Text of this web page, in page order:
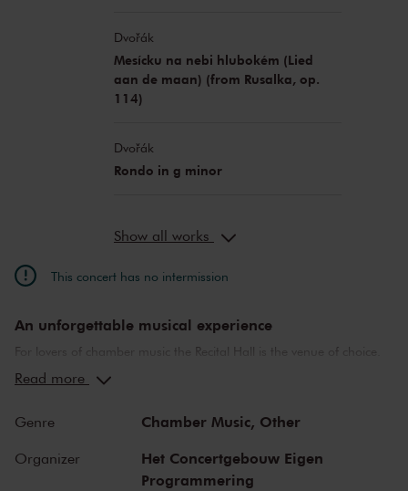
Dvořák
Mesícku na nebi hlubokém (Lied
aan de maan) (from Rusalka, op.
114)
Dvořák
Rondo in g minor
Show all works
This concert has no intermission
An unforgettable musical experience
For lovers of chamber music the Recital Hall is the venue of choice.
You can hear the musicians breathe and you can practically touch
you can hear the best musicians of our time. Buy your tickets now
and experience the magic of the Recital Hall for yourself!
Read more
Genre Chamber Music, Other
Organizer
Het Concertgebouw Eigen
Programmering